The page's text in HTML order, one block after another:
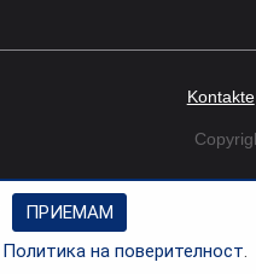
ПРИЕМАМ
Политика на поверителност.
Kontakte